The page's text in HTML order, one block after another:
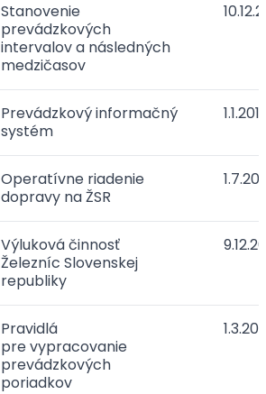
​Stanovenie
prevádzkových
intervalov a následných
medzičasov
Prevádzkový informačný
systém
Operatívne riadenie
dopravy na ŽSR
Výluková činnosť
Železníc Slovenskej
republiky
Pravidlá
pre vypracovanie
prevádzkových
poriadkov